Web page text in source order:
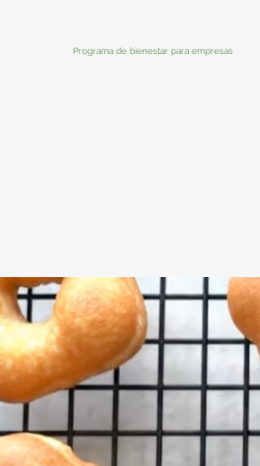
Programa de bienestar para empresas